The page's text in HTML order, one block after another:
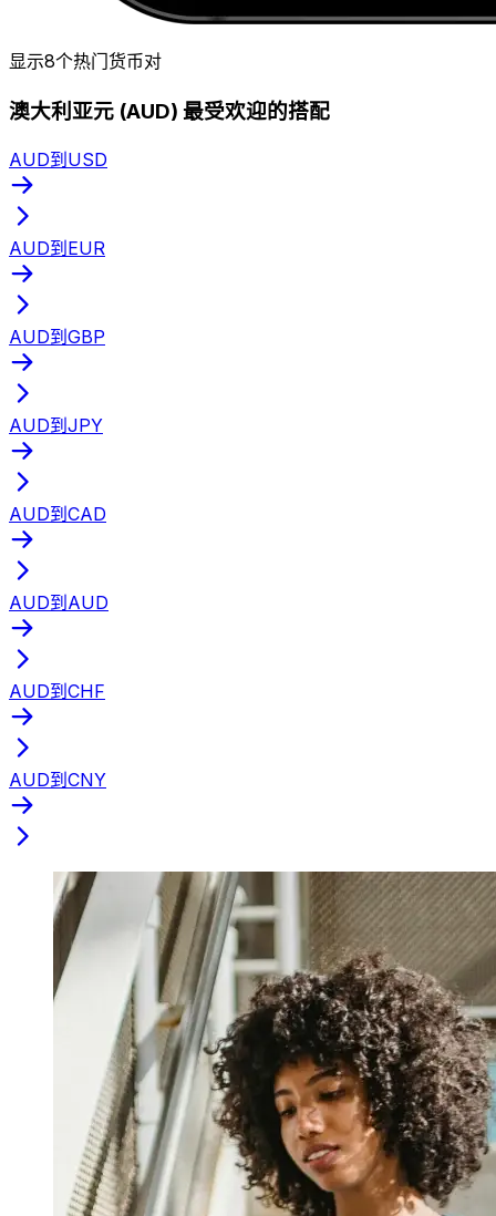
显示8个热门货币对
澳大利亚元 (AUD) 最受欢迎的搭配
AUD到USD
AUD到EUR
AUD到GBP
AUD到JPY
AUD到CAD
AUD到AUD
AUD到CHF
AUD到CNY